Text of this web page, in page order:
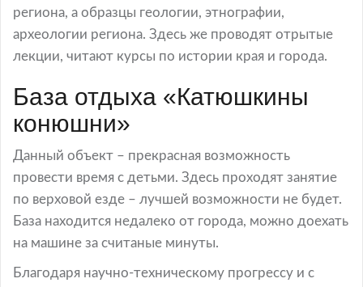
региона, а образцы геологии, этнографии,
археологии региона. Здесь же проводят отрытые
лекции, читают курсы по истории края и города.
База отдыха «Катюшкины
конюшни»
Данный объект – прекрасная возможность
провести время с детьми. Здесь проходят занятие
по верховой езде – лучшей возможности не будет.
База находится недалеко от города, можно доехать
на машине за считаные минуты.
Благодаря научно-техническому прогрессу и с